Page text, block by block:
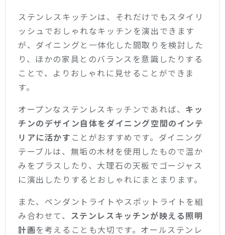
ステンレスキッチンは、それだけでもスタイリ
ッシュでおしゃれなキッチンを演出できます
が、ダイニングと一体化した間取りを検討した
り、ほかの家具とのバランスを意識したりする
ことで、よりおしゃれに見せることができま
す。
オープンなステンレスキッチンであれば、 キッ
チンのデザイン自体をダイニング空間のインテ
リアに活かす ことがおすすめです。ダイニング
テーブルは、無垢の木材を使用したもので温か
みをプラスしたり、大理石の天板でゴージャス
に演出したりするとおしゃれにまとまります。
また、ペンダントライトやスポットライトを組
み合わせて、 ステンレスキッチンが映える照明
計画を考えることも大切です。オールステンレ